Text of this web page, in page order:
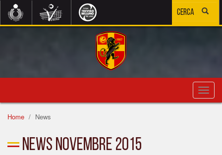
Home
News
News Novembre 2015